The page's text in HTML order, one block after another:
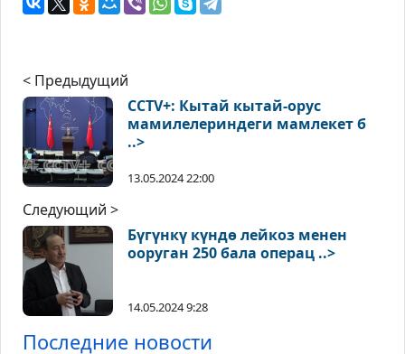
< Предыдущий
CCTV+: Кытай кытай-орус
мамилелериндеги мамлекет б
..>
13.05.2024 22:00
Следующий >
Бүгүнкү күндө лейкоз менен
ооруган 250 бала операц ..>
14.05.2024 9:28
Последние новости